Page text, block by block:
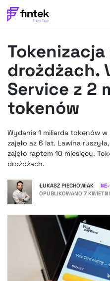
BANKOWOŚĆ
EVENTY
FELIETONY
WYWIADY
LEGAL
FINTEKEXTRA
OKIEM EKSPERTA
drożdżach.
Service z 2
tokenów
Wydanie 1 miliarda tokenów
zajęło aż 6 lat. Lawina
zajęło raptem 10 miesięcy.
drożdżach.
ŁUKASZ PIECHOWIAK #
OPUBLIKOWANO 7